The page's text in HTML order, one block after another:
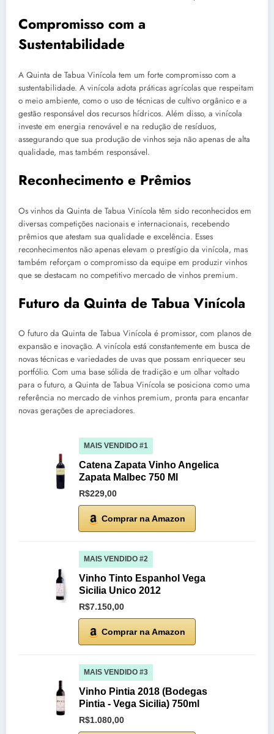
Compromisso com a
Sustentabilidade
A Quinta de Tabua Vinícola tem um forte compromisso com a
sustentabilidade. A vinícola adota práticas agrícolas que respeitam
o meio ambiente, como o uso de técnicas de cultivo orgânico e a
gestão responsável dos recursos hídricos. Além disso, a vinícola
investe em energia renovável e na redução de resíduos,
assegurando que sua produção de vinhos seja não apenas de alta
qualidade, mas também responsável.
Reconhecimento e Prêmios
Os vinhos da Quinta de Tabua Vinícola têm sido reconhecidos em
diversas competições nacionais e internacionais, recebendo
prêmios que atestam sua qualidade e excelência. Esses
reconhecimentos não apenas elevam o prestígio da vinícola, mas
também reforçam o compromisso da equipe em produzir vinhos
que se destacam no competitivo mercado de vinhos premium.
Futuro da Quinta de Tabua Vinícola
O futuro da Quinta de Tabua Vinícola é promissor, com planos de
expansão e inovação. A vinícola está constantemente em busca de
novas técnicas e variedades de uvas que possam enriquecer seu
portfólio. Com uma base sólida de tradição e um olhar voltado
para o futuro, a Quinta de Tabua Vinícola se posiciona como uma
referência no mercado de vinhos premium, pronta para encantar
novas gerações de apreciadores.
MAIS VENDIDO #1
Catena Zapata Vinho Angelica
Zapata Malbec 750 Ml
R$229,00
Comprar na Amazon
MAIS VENDIDO #2
Vinho Tinto Espanhol Vega
Sicilia Unico 2012
R$7.150,00
Comprar na Amazon
MAIS VENDIDO #3
Vinho Pintia 2018 (Bodegas
Pintia - Vega Sicilia) 750ml
R$1.080,00